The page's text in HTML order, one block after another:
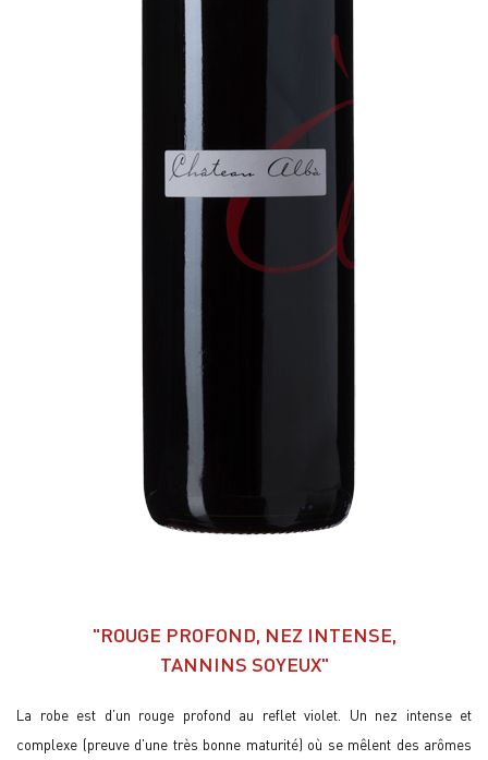
"ROUGE PROFOND, NEZ INTENSE,
TANNINS SOYEUX"
La robe est d’un rouge profond au reflet violet. Un nez intense et
complexe (preuve d’une très bonne maturité) où se mêlent des arômes